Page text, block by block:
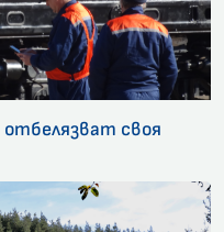
своя